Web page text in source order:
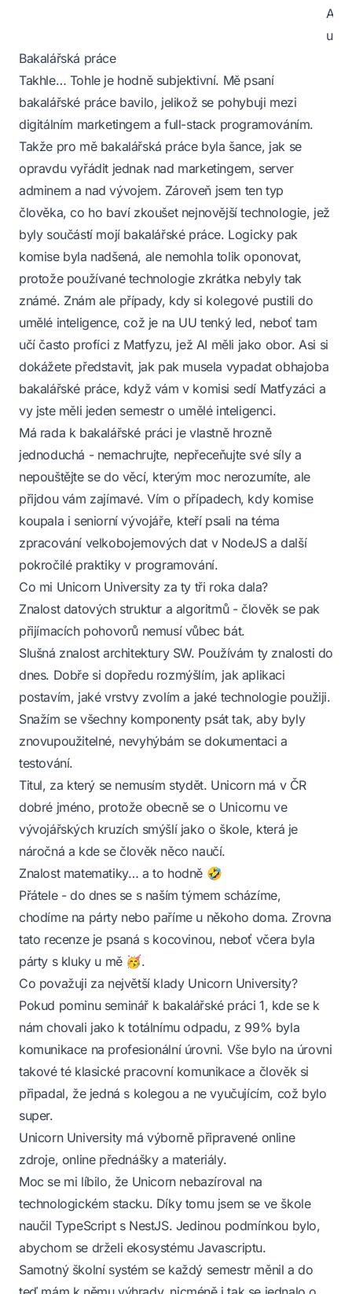
Až
Bakalářská práce
Takhle… Tohle je hodně subjektivní. Mě psaní
bakalářské práce bavilo, jelikož se pohybuji mezi
digitálním marketingem a full-stack programováním.
Takže pro mě bakalářská práce byla šance, jak se
opravdu vyřádit jednak nad marketingem, server
adminem a nad vývojem. Zároveň jsem ten typ
člověka, co ho baví zkoušet nejnovější technologie, jež
byly součástí mojí bakalářské práce. Logicky pak
komise byla nadšená, ale nemohla tolik oponovat,
protože používané technologie zkrátka nebyly tak
známé. Znám ale případy, kdy si kolegové pustili do
umělé inteligence, což je na UU tenký led, neboť tam
učí často profíci z Matfyzu, jež AI měli jako obor. Asi si
dokážete představit, jak pak musela vypadat obhajoba
bakalářské práce, když vám v komisi sedí Matfyzáci a
vy jste měli jeden semestr o umělé inteligenci.
Má rada k bakalářské práci je vlastně hrozně
jednoduchá - nemachrujte, nepřeceňujte své síly a
nepouštějte se do věcí, kterým moc nerozumíte, ale
přijdou vám zajímavé. Vím o případech, kdy komise
koupala i seniorní vývojáře, kteří psali na téma
zpracování velkobojemových dat v NodeJS a další
pokročilé praktiky v programování.
Co mi Unicorn University za ty tři roka dala?
Znalost datových struktur a algoritmů - člověk se pak
přijímacích pohovorů nemusí vůbec bát.
Slušná znalost architektury SW. Používám ty znalosti do
dnes. Dobře si dopředu rozmýšlím, jak aplikaci
postavím, jaké vrstvy zvolím a jaké technologie použiji.
Snažím se všechny komponenty psát tak, aby byly
znovupoužitelné, nevyhýbám se dokumentaci a
testování.
Titul, za který se nemusím stydět. Unicorn má v ČR
dobré jméno, protože obecně se o Unicornu ve
vývojářských kruzích smýšlí jako o škole, která je
náročná a kde se člověk něco naučí.
Znalost matematiky… a to hodně 🤣
Přátele - do dnes se s naším týmem scházíme,
chodíme na párty nebo paříme u někoho doma. Zrovna
tato recenze je psaná s kocovinou, neboť včera byla
párty s kluky u mě 🥳.
Co považuji za největší klady Unicorn University?
Pokud pominu seminář k bakalářské práci 1, kde se k
nám chovali jako k totálnímu odpadu, z 99% byla
komunikace na profesionální úrovni. Vše bylo na úrovni
takové té klasické pracovní komunikace a člověk si
připadal, že jedná s kolegou a ne vyučujícím, což bylo
super.
Unicorn University má výborně připravené online
zdroje, online přednášky a materiály.
Moc se mi líbilo, že Unicorn nebazíroval na
technologickém stacku. Díky tomu jsem se ve škole
naučil TypeScript s NestJS. Jedinou podmínkou bylo,
abychom se drželi ekosystému Javascriptu.
Samotný školní systém se každý semestr měnil a do